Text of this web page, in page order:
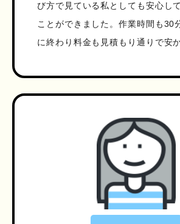
び方で見ている私としても安心し
ことができました。作業時間も30
に終わり料金も見積もり通りで安